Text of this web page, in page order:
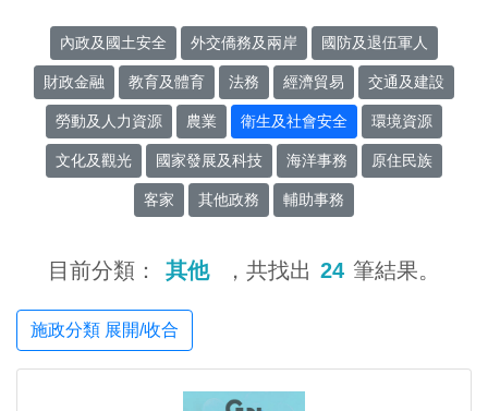
內政及國土安全 外交僑務及兩岸 國防及退伍軍人
財政金融 教育及體育 法務 經濟貿易 交通及建設
勞動及人力資源 農業 衛生及社會安全 環境資源
文化及觀光 國家發展及科技 海洋事務 原住民族
客家 其他政務 輔助事務
目前分類： 其他 ，共找出 24 筆結果。
施政分類 展開/收合